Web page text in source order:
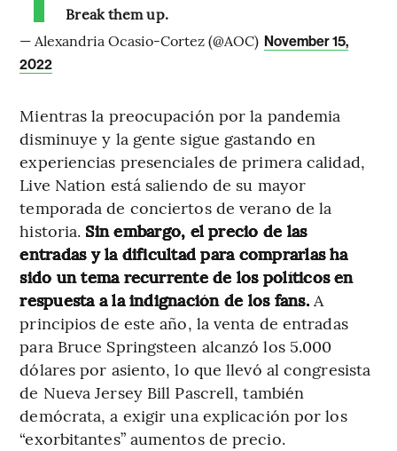
Break them up.
— Alexandria Ocasio-Cortez (@AOC) November 15,
2022
Mientras la preocupación por la pandemia
disminuye y la gente sigue gastando en
experiencias presenciales de primera calidad,
Live Nation está saliendo de su mayor
temporada de conciertos de verano de la
historia. Sin embargo, el precio de las
entradas y la dificultad para comprarlas ha
sido un tema recurrente de los políticos en
respuesta a la indignación de los fans. A
principios de este año, la venta de entradas
para Bruce Springsteen alcanzó los 5.000
dólares por asiento, lo que llevó al congresista
de Nueva Jersey Bill Pascrell, también
demócrata, a exigir una explicación por los
“exorbitantes” aumentos de precio.